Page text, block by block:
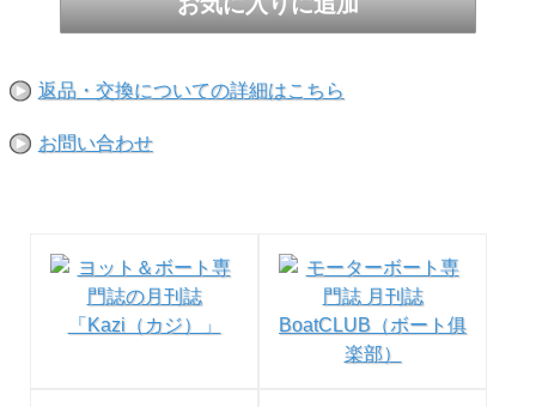
返品・交換についての詳細はこちら
お問い合わせ